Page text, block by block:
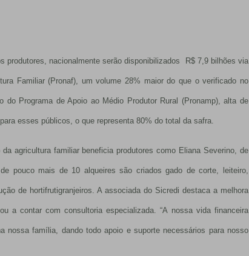
produtores, nacionalmente serão disponibilizados R$ 7,9 bilhões via
Familiar (Pronaf), um volume 28% maior do que o verificado no
Programa de Apoio ao Médio Produtor Rural (Pronamp), alta de
esses públicos, o que representa 80% do total da safra.
agricultura familiar beneficia produtores como Eliana Severino, de
pouco mais de 10 alqueires são criados gado de corte, leiteiro,
de hortifrutigranjeiros. A associada do Sicredi destaca a melhora
a contar com consultoria especializada. “A nossa vida financeira
nossa família, dando todo apoio e suporte necessários para nosso